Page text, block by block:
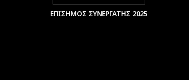
ΕΠΙΣΗΜΟΣ ΣΥΝΕΡΓΑΤΗΣ 2025